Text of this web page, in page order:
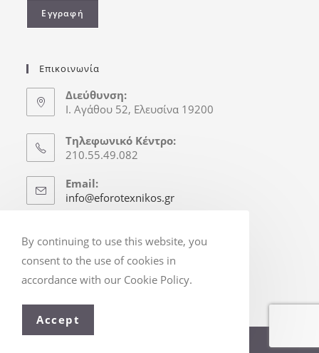
Επικοινωνία
Διεύθυνση:
Ι. Αγάθου 52, Ελευσίνα 19200
Τηλεφωνικό Κέντρο:
210.55.49.082
Email:
info@eforotexnikos.gr
Δευτ.-Παρ.: 8:30-16:30
(Απόγ. & Σ/Κ κατόπιν Ραντεβού)
By continuing to use this website, you
consent to the use of cookies in
accordance with our Cookie Policy.
Accept